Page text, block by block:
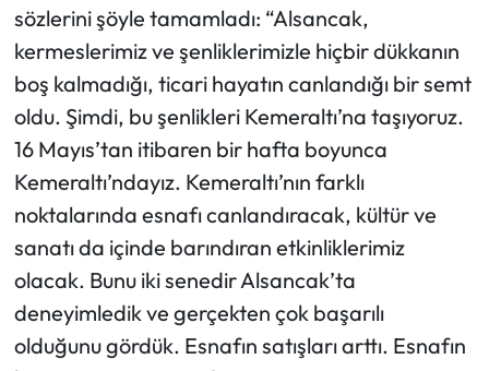
sözlerini şöyle tamamladı: “Alsancak,
kermeslerimiz ve şenliklerimizle hiçbir dükkanın
boş kalmadığı, ticari hayatın canlandığı bir semt
oldu. Şimdi, bu şenlikleri Kemeraltı’na taşıyoruz.
16 Mayıs’tan itibaren bir hafta boyunca
Kemeraltı’ndayız. Kemeraltı’nın farklı
noktalarında esnafı canlandıracak, kültür ve
sanatı da içinde barındıran etkinliklerimiz
olacak. Bunu iki senedir Alsancak’ta
deneyimledik ve gerçekten çok başarılı
olduğunu gördük. Esnafın satışları arttı. Esnafın